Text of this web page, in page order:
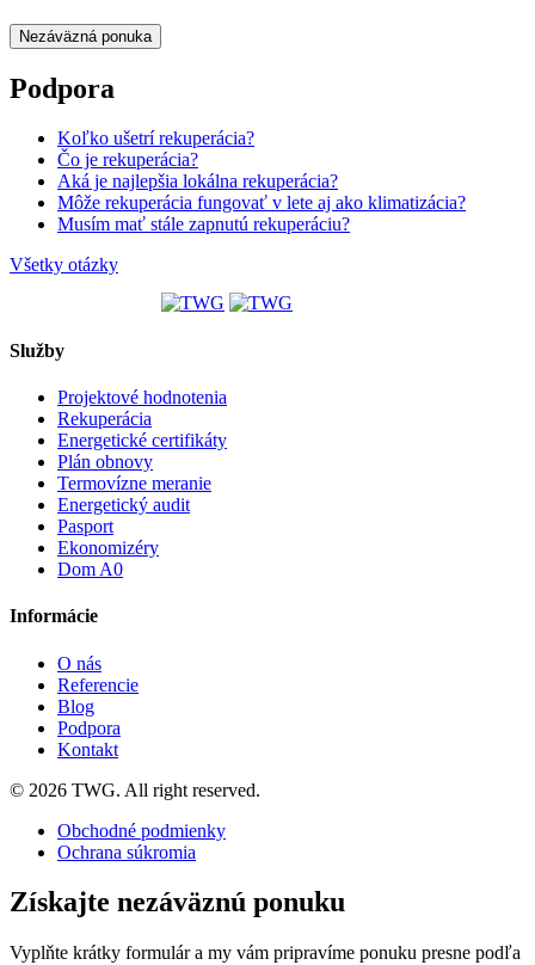
Nezáväzná ponuka
Podpora
Koľko ušetrí rekuperácia?
Čo je rekuperácia?
Aká je najlepšia lokálna rekuperácia?
Môže rekuperácia fungovať v lete aj ako klimatizácia?
Musím mať stále zapnutú rekuperáciu?
Všetky otázky
Služby
Projektové hodnotenia
Rekuperácia
Energetické certifikáty
Plán obnovy
Termovízne meranie
Energetický audit
Pasport
Ekonomizéry
Dom A0
Informácie
O nás
Referencie
Blog
Podpora
Kontakt
© 2026 TWG. All right reserved.
Obchodné podmienky
Ochrana súkromia
Získajte nezáväznú ponuku
Vyplňte krátky formulár a my vám pripravíme ponuku presne podľa